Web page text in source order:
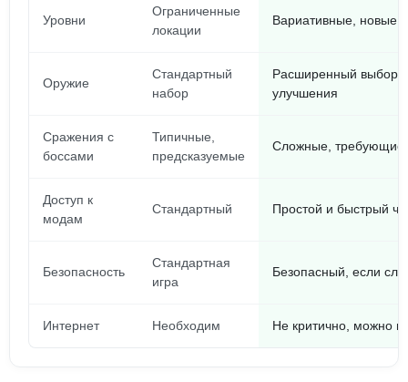
Уровни
Ограниченные
локации
Вариативные, новые
Оружие
Стандартный
набор
Расширенный выбор,
улучшения
Сражения с
боссами
Типичные,
предсказуемые
Сложные, требующие
Доступ к
модам
Стандартный Простой и быстрый
Безопасность
Стандартная
игра
Безопасный, если
Интернет Необходим Не критично, можно